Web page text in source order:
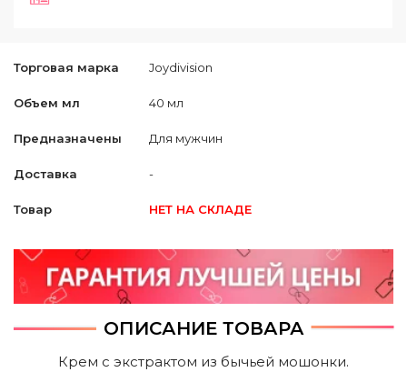
Торговая марка Joydivision
Объем мл 40 мл
Предназначены Для мужчин
Доставка -
Товар НЕТ НА СКЛАДЕ
ОПИСАНИЕ ТОВАРА
Крем с экстрактом из бычьей мошонки.